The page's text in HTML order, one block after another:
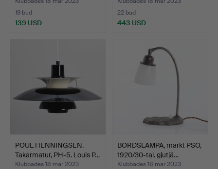
19 bud
139 USD
22 bud
443 USD
POUL HENNINGSEN.
Takarmatur, PH-5. Louis P…
Klubbades 18 mar 2023
BORDSLAMPA, märkt PSO,
1920/30-tal. gjutjä…
Klubbades 18 mar 2023